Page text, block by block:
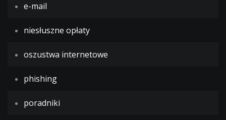
e-mail
niesłuszne opłaty
oszustwa internetowe
phishing
poradniki